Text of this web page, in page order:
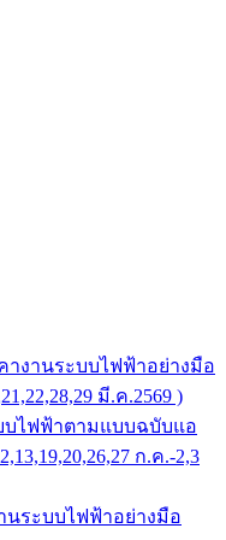
งานระบบไฟฟ้าอย่างมือ
มี.ค.2569 )
ไฟฟ้าตามแบบฉบับแอ
ก.ค.-2,3
ระบบไฟฟ้าอย่างมือ